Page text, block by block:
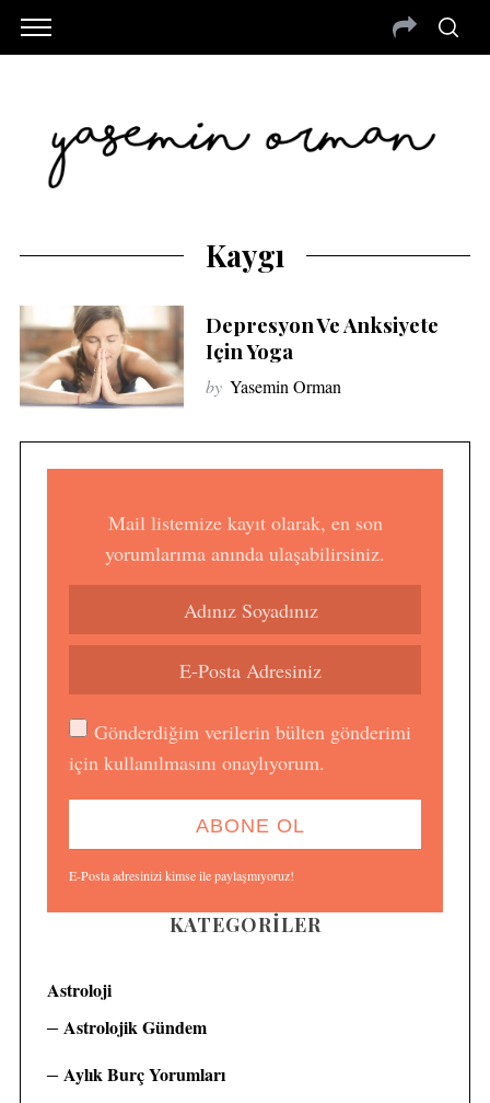
Kaygı
Depresyon Ve Anksiyete
Için Yoga
by Yasemin Orman
Mail listemize kayıt olarak, en son
yorumlarıma anında ulaşabilirsiniz.
Gönderdiğim verilerin bülten gönderimi
için kullanılmasını onaylıyorum.
E-Posta adresinizi kimse ile paylaşmıyoruz!
KATEGORILER
Astroloji
Astrolojik Gündem
Aylık Burç Yorumları